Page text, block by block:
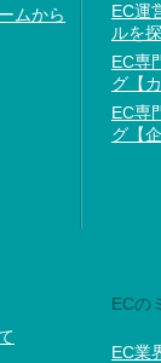
ムから
EC運
ルを
EC専
グ【
EC専
グ【
ECの
EC業